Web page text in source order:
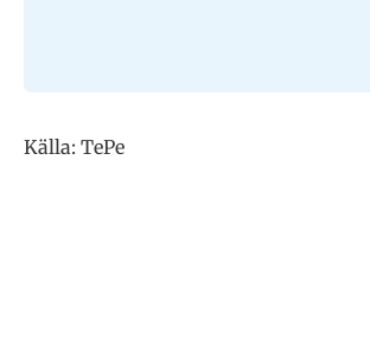
Källa: TePe